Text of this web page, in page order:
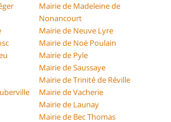
Mairie de Madeleine de
Nonancourt
Mairie de Neuve Lyre
Mairie de Noë Poulain
Mairie de Pyle
Mairie de Saussaye
Mairie de Trinité de Réville
Mairie de Vacherie
Mairie de Launay
Mairie de Bec Thomas